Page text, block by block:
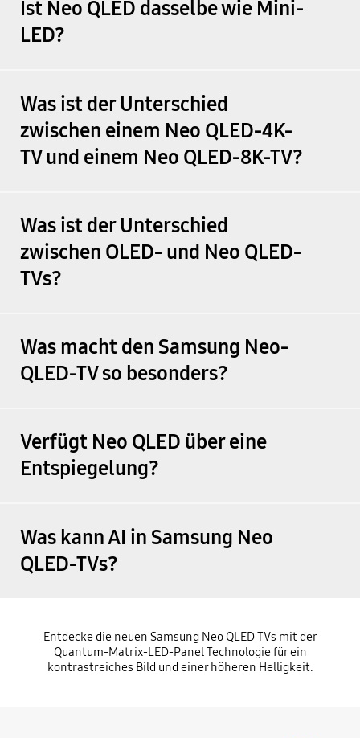
Ist Neo QLED dasselbe wie Mini-
LED?
Was ist der Unterschied
zwischen einem Neo QLED-4K-
TV und einem Neo QLED-8K-TV?
Was ist der Unterschied
zwischen OLED- und Neo QLED-
TVs?
Was macht den Samsung Neo-
QLED-TV so besonders?
Verfügt Neo QLED über eine
Entspiegelung?
Was kann AI in Samsung Neo
QLED-TVs?
Entdecke die neuen Samsung Neo QLED TVs mit der
Quantum-Matrix-LED-Panel Technologie für ein
kontrastreiches Bild und einer höheren Helligkeit.